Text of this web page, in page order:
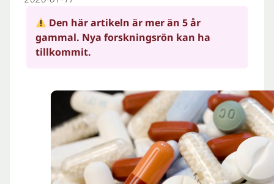
Den här artikeln är mer än 5 år
gammal. Nya forskningsrön kan ha
tillkommit.